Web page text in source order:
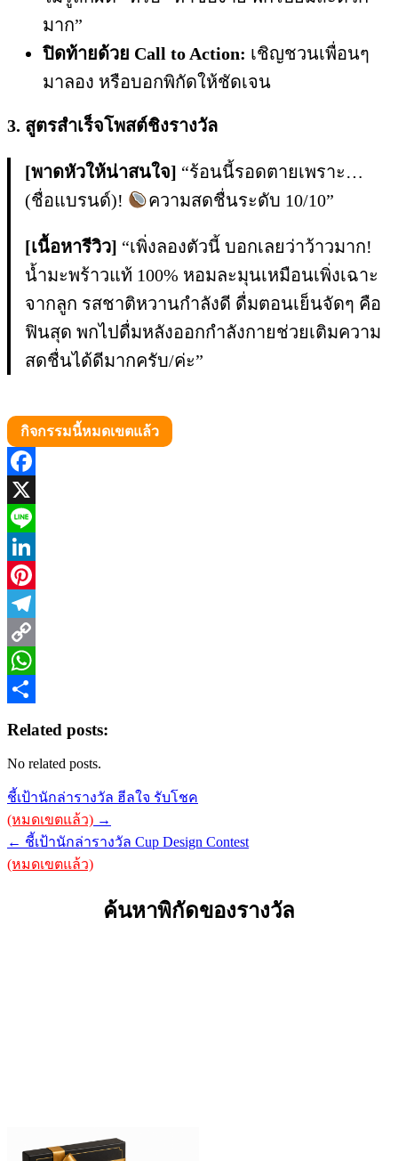
มาก”
ปิดท้ายด้วย Call to Action: เชิญชวนเพื่อนๆ
มาลอง หรือบอกพิกัดให้ชัดเจน
3. สูตรสำเร็จโพสต์ชิงรางวัล
[พาดหัวให้น่าสนใจ] “ร้อนนี้รอดตายเพราะ…
(ชื่อแบรนด์)!
ความสดชื่นระดับ 10/10”
[เนื้อหารีวิว] “เพิ่งลองตัวนี้ บอกเลยว่าว้าวมาก!
น้ำมะพร้าวแท้ 100% หอมละมุนเหมือนเพิ่งเฉาะ
จากลูก รสชาติหวานกำลังดี ดื่มตอนเย็นจัดๆ คือ
ฟินสุด พกไปดื่มหลังออกกำลังกายช่วยเติมความ
สดชื่นได้ดีมากครับ/ค่ะ”
กิจกรรมนี้หมดเขตแล้ว
Facebook
X
Line
LinkedIn
Pinterest
Telegram
Copy
Link
WhatsApp
Related posts:
No related posts.
Post
navigation
ชี้เป้านักล่ารางวัล ฮีลใจ รับโชค
(หมดเขตแล้ว) →
← ชี้เป้านักล่ารางวัล Cup Design Contest
(หมดเขตแล้ว)
ค้นหาพิกัดของรางวัล